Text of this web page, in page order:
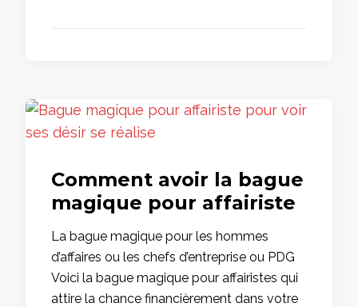
Comment avoir la bague
magique pour affairiste
La bague magique pour les hommes
d’affaires ou les chefs d’entreprise ou PDG
Voici la bague magique pour affairistes qui
attire la chance financièrement dans votre